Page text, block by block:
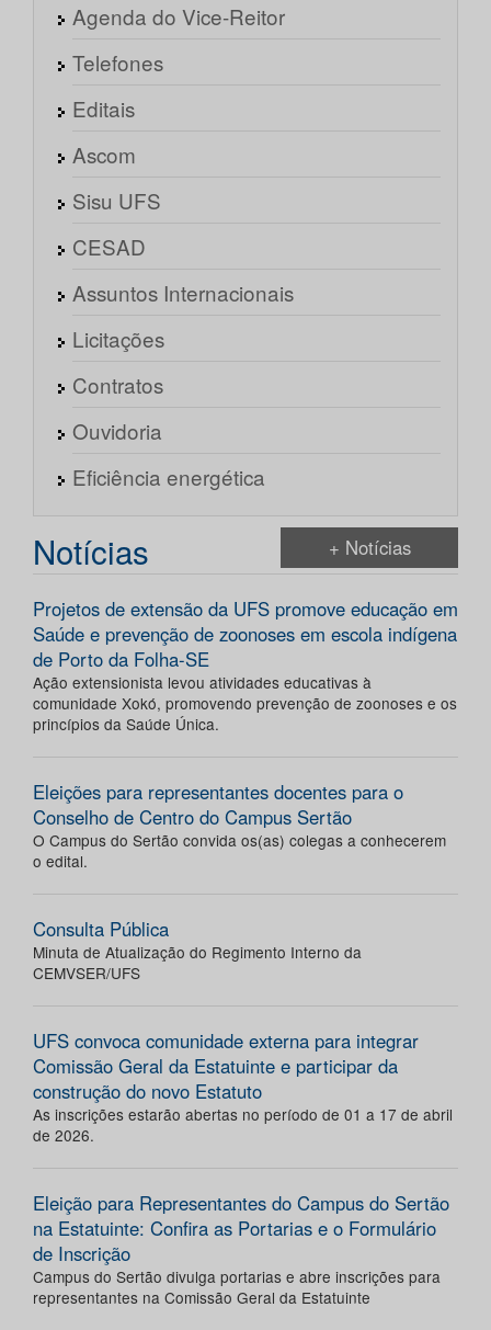
Agenda do Vice-Reitor
Telefones
Editais
Ascom
Sisu UFS
CESAD
Assuntos Internacionais
Licitações
Contratos
Ouvidoria
Eficiência energética
Notícias + Notícias
Projetos de extensão da UFS promove educação em
Saúde e prevenção de zoonoses em escola indígena
de Porto da Folha-SE
Ação extensionista levou atividades educativas à
comunidade Xokó, promovendo prevenção de zoonoses e os
princípios da Saúde Única.
Eleições para representantes docentes para o
Conselho de Centro do Campus Sertão
O Campus do Sertão convida os(as) colegas a conhecerem
o edital.
Consulta Pública
Minuta de Atualização do Regimento Interno da
CEMVSER/UFS
UFS convoca comunidade externa para integrar
Comissão Geral da Estatuinte e participar da
construção do novo Estatuto
As inscrições estarão abertas no período de 01 a 17 de abril
de 2026.
Eleição para Representantes do Campus do Sertão
na Estatuinte: Confira as Portarias e o Formulário
de Inscrição
Campus do Sertão divulga portarias e abre inscrições para
representantes na Comissão Geral da Estatuinte